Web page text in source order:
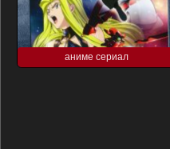
аниме сериал